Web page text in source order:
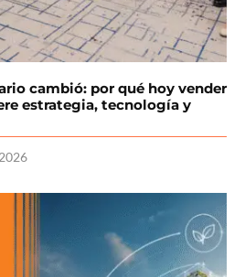
cambió: por qué hoy vender
estrategia, tecnología y